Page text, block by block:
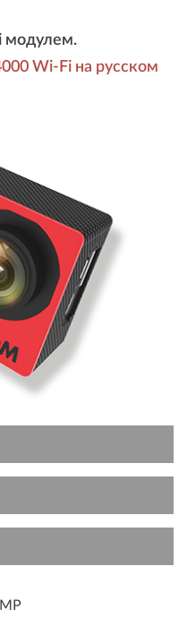
модулем.
Wi-Fi на русском